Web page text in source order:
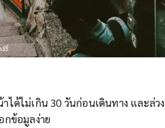
ได้ไม่เกิน 30 วันก่อนเดินทาง และล่วง
กข้อมูลง่าย